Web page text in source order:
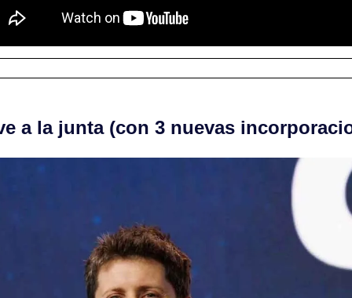
a la junta (con 3 nuevas